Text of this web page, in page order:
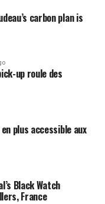
carbon plan is
up roule des
plus accessible aux
Black Watch
France